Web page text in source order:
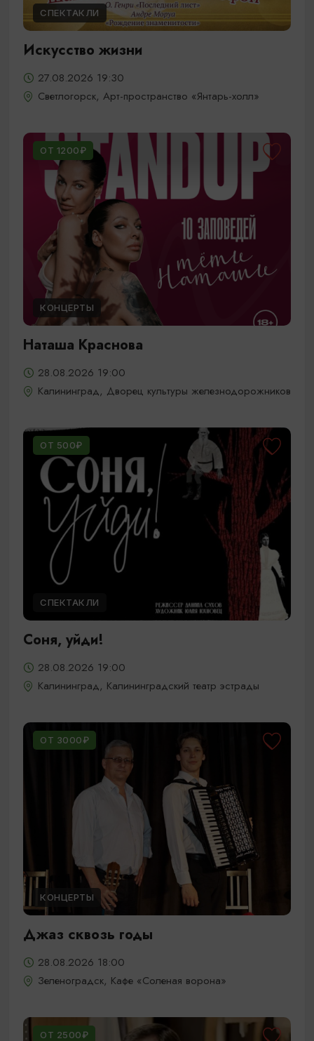
СПЕКТАКЛИ
Искусство жизни
27.08.2026 19:30
Светлогорск, Арт-пространство «Янтарь-холл»
ОТ 1200₽
КОНЦЕРТЫ
Наташа Краснова
28.08.2026 19:00
Калининград, Дворец культуры железнодорожников
ОТ 500₽
СПЕКТАКЛИ
Соня, уйди!
28.08.2026 19:00
Калининград, Калининградский театр эстрады
ОТ 3000₽
КОНЦЕРТЫ
Джаз сквозь годы
28.08.2026 18:00
Зеленоградск, Кафе «Соленая ворона»
ОТ 2500₽